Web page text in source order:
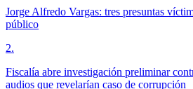
Jorge Alfredo Vargas: tres presuntas
público
2.
Fiscalía abre investigación preliminar
audios que revelarían caso de corrupción